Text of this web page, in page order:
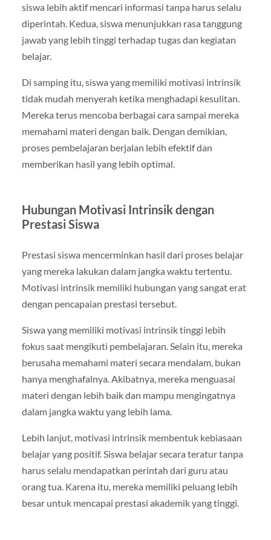
siswa lebih aktif mencari informasi tanpa harus selalu
diperintah. Kedua, siswa menunjukkan rasa tanggung
jawab yang lebih tinggi terhadap tugas dan kegiatan
belajar.
Di samping itu, siswa yang memiliki motivasi intrinsik
tidak mudah menyerah ketika menghadapi kesulitan.
Mereka terus mencoba berbagai cara sampai mereka
memahami materi dengan baik. Dengan demikian,
proses pembelajaran berjalan lebih efektif dan
memberikan hasil yang lebih optimal.
Hubungan Motivasi Intrinsik dengan
Prestasi Siswa
Prestasi siswa mencerminkan hasil dari proses belajar
yang mereka lakukan dalam jangka waktu tertentu.
Motivasi intrinsik memiliki hubungan yang sangat erat
dengan pencapaian prestasi tersebut.
Siswa yang memiliki motivasi intrinsik tinggi lebih
fokus saat mengikuti pembelajaran. Selain itu, mereka
berusaha memahami materi secara mendalam, bukan
hanya menghafalnya. Akibatnya, mereka menguasai
materi dengan lebih baik dan mampu mengingatnya
dalam jangka waktu yang lebih lama.
Lebih lanjut, motivasi intrinsik membentuk kebiasaan
belajar yang positif. Siswa belajar secara teratur tanpa
harus selalu mendapatkan perintah dari guru atau
orang tua. Karena itu, mereka memiliki peluang lebih
besar untuk mencapai prestasi akademik yang tinggi.